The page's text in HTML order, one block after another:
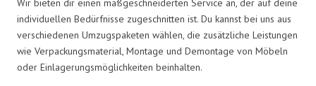
Wir bieten dir einen maßgeschneiderten Service an, der auf deine
individuellen Bedürfnisse zugeschnitten ist. Du kannst bei uns aus
verschiedenen Umzugspaketen wählen, die zusätzliche Leistungen
wie Verpackungsmaterial, Montage und Demontage von Möbeln
oder Einlagerungsmöglichkeiten beinhalten.